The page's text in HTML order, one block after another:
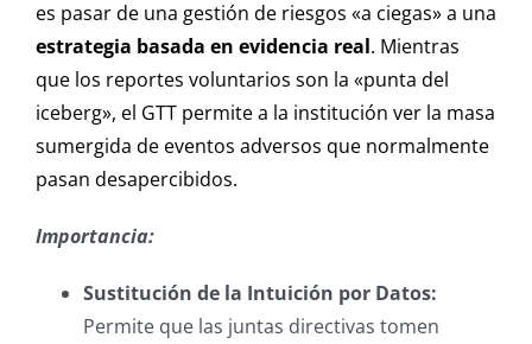
es pasar de una gestión de riesgos «a ciegas» a una
estrategia basada en evidencia real. Mientras
que los reportes voluntarios son la «punta del
iceberg», el GTT permite a la institución ver la masa
sumergida de eventos adversos que normalmente
pasan desapercibidos.
Importancia:
Sustitución de la Intuición por Datos:
Permite que las juntas directivas tomen